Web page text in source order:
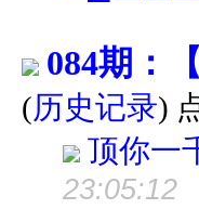
084期：
(历史记录)
顶你一
23:05:12